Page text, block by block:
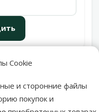
Cookie
и сторонние файлы
покупок ипослезавтра